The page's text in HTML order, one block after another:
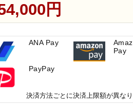
円
ANA Pay
Pay
PayPay
決済方法ごとに決済上限額が異なり